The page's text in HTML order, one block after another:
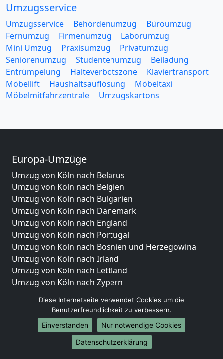
Umzugsservice
Umzugsservice Behördenumzug
Büroumzug
Fernumzug
Firmenumzug
Laborumzug
Mini Umzug
Praxisumzug
Privatumzug
Seniorenumzug
Studentenumzug
Beiladung
Entrümpelung
Halteverbotszone
Klaviertransport
Möbellift
Haushaltsauflösung
Möbeltaxi
Möbelmitfahrzentrale
Umzugskartons
Europa-Umzüge
Umzug von Köln nach Belarus
Umzug von Köln nach Belgien
Umzug von Köln nach Bulgarien
Umzug von Köln nach Dänemark
Umzug von Köln nach England
Umzug von Köln nach Portugal
Umzug von Köln nach Bosnien und Herzegowina
Umzug von Köln nach Irland
Umzug von Köln nach Lettland
Umzug von Köln nach Zypern
Umzug von Köln nach Estland
Umzug von Köln nach Finnland
Umzug von Köln nach Frankreich
Umzug von Köln nach Griechenland
Diese Internetseite verwendet Cookies um die
Benutzerfreundlichkeit zu verbessern.
Einverstanden
Nur notwendige Cookies
Datenschutzerklärung